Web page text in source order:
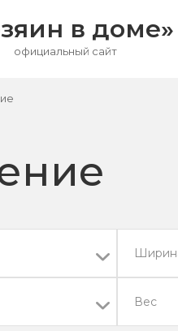
в доме»
официальный сайт
Вес